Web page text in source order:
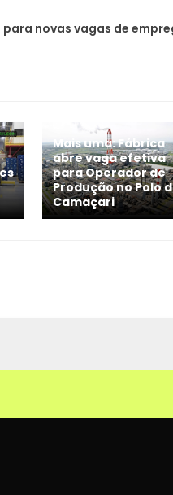
novas vagas de
Mais uma: Fábrica
abre vaga efetiva
para Operador de
Produção no Polo
Camaçari